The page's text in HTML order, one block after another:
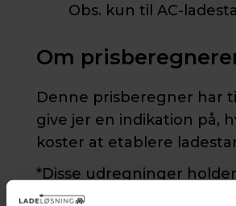
Obs. kun til AC-
Om
Denne prisberegner har
give jer en indikation på,
koster at etablere
*Disse udregninger
for AC-ladestandere. De